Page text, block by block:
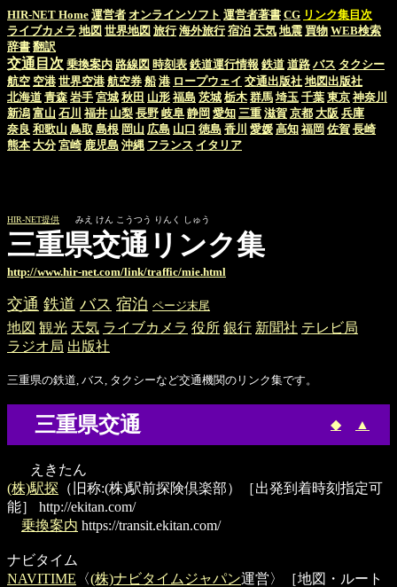
HIR-NET Home 運営者 オンラインソフト 運営者著書 CG リンク集目次
ライブカメラ 地図 世界地図 旅行 海外旅行 宿泊 天気 地震 買物 WEB検索
辞書 翻訳
交通目次 乗換案内 路線図 時刻表 鉄道運行情報 鉄道 道路 バス タクシー
航空 空港 世界空港 航空券 船 港 ロープウェイ 交通出版社 地図出版社
北海道 青森 岩手 宮城 秋田 山形 福島 茨城 栃木 群馬 埼玉 千葉 東京 神奈川
新潟 富山 石川 福井 山梨 長野 岐阜 静岡 愛知 三重 滋賀 京都 大阪 兵庫
奈良 和歌山 鳥取 島根 岡山 広島 山口 徳島 香川 愛媛 高知 福岡 佐賀 長崎
熊本 大分 宮崎 鹿児島 沖縄 フランス イタリア
HIR-NET提供 みえ けん こうつう りんく しゅう
三重県交通リンク集
http://www.hir-net.com/link/traffic/mie.html
交通 鉄道 バス 宿泊 ページ末尾
地図 観光 天気 ライブカメラ 役所 銀行 新聞社 テレビ局
ラジオ局 出版社
三重県の鉄道, バス, タクシーなど交通機関のリンク集です。
三重県交通 ◆ ▲
えきたん
(株)駅探 （旧称:(株)駅前探険倶楽部）［出発到着時刻指定可
能］
http://ekitan.com/
乗換案内 https://transit.ekitan.com/
ナビタイム
NAVITIME 〈(株)ナビタイムジャパン運営〉［地図・ルート